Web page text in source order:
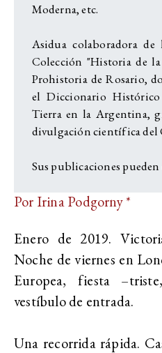
Moderna, etc.
Asidua colaboradora
Colección "Historia de
Prohistoria de Rosario,
el Diccionario
Tierra en la Argentina,
divulgación científica del
Sus publicaciones
Por Irina Podgorny *
Enero de 2019.
Noche de viernes en
Europea, fiesta
vestíbulo de entrada.
Una recorrida rápida.